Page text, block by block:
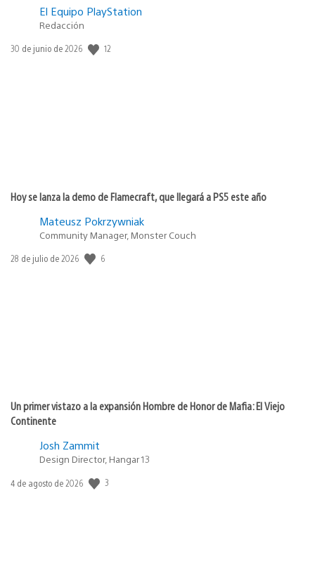
El Equipo PlayStation
Redacción
Fecha
30 de junio de 2026 12
Hoy se lanza la demo de Flamecraft, que llegará a PS5 este año
Mateusz Pokrzywniak
Community Manager, Monster Couch
Fecha
28 de julio de 2026 6
Un primer vistazo a la expansión Hombre de Honor de Mafia: El Viejo
Continente
Josh Zammit
Design Director, Hangar 13
Fecha
4 de agosto de 2026 3